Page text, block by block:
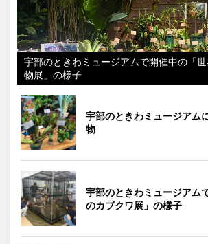
宇部のときわミュージアムで開催中の「
物展」の様子
宇部のときわミュージアム
物
宇部のときわミュージアム
のカブクワ展」の様子